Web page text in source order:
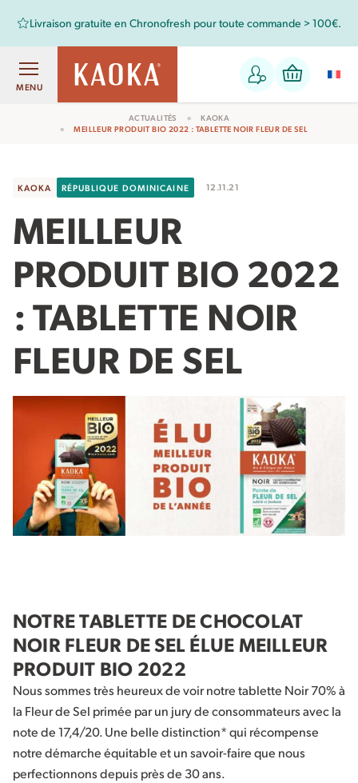
Livraison gratuite en Chronofresh pour toute commande > 100€.
MENU
ACTUALITÉS
KAOKA
MEILLEUR PRODUIT BIO 2022 : TABLETTE NOIR FLEUR DE SEL
KAOKA RÉPUBLIQUE DOMINICAINE 12.11.21
MEILLEUR
PRODUIT BIO 2022
: TABLETTE NOIR
FLEUR DE SEL
NOTRE TABLETTE DE CHOCOLAT
NOIR FLEUR DE SEL ÉLUE MEILLEUR
PRODUIT BIO 2022
Nous sommes très heureux de voir notre tablette Noir 70% à
la Fleur de Sel primée par un jury de consommateurs avec la
note de 17,4/20. Une belle distinction* qui récompense
notre démarche équitable et un savoir-faire que nous
perfectionnons depuis près de 30 ans.